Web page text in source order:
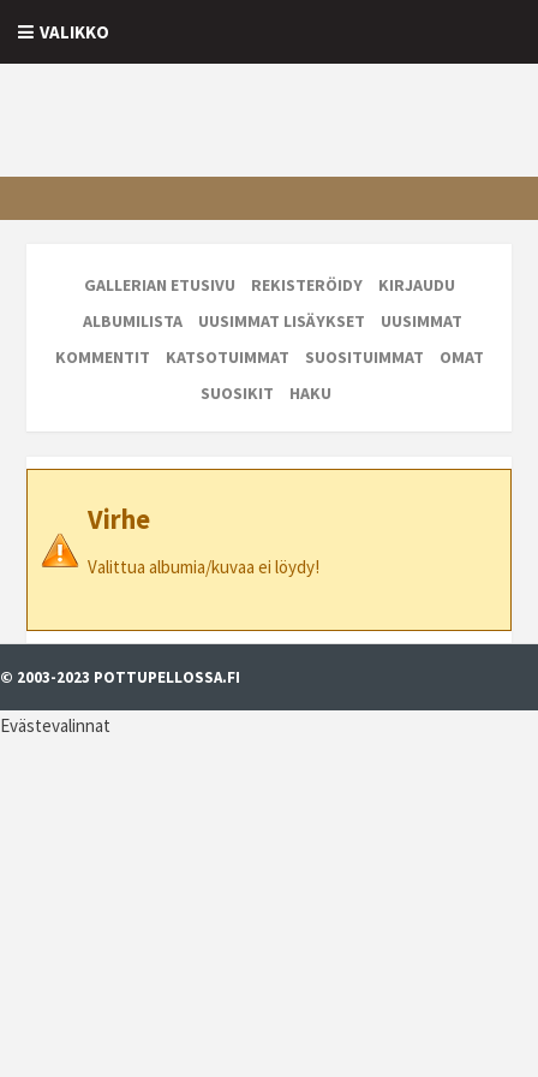
VALIKKO
GALLERIAN ETUSIVU REKISTERÖIDY
KIRJAUDU
ALBUMILISTA
UUSIMMAT LISÄYKSET
UUSIMMAT
KOMMENTIT
KATSOTUIMMAT SUOSITUIMMAT
OMAT
SUOSIKIT
HAKU
Virhe
Valittua albumia/kuvaa ei löydy!
© 2003-2023 POTTUPELLOSSA.FI
Evästevalinnat